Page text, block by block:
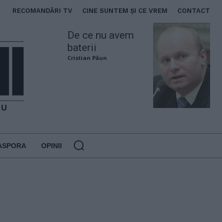
RECOMANDĂRI TV CINE SUNTEM ȘI CE VREM CONTACT
De ce nu avem
baterii
Cristian Păun
OPINII